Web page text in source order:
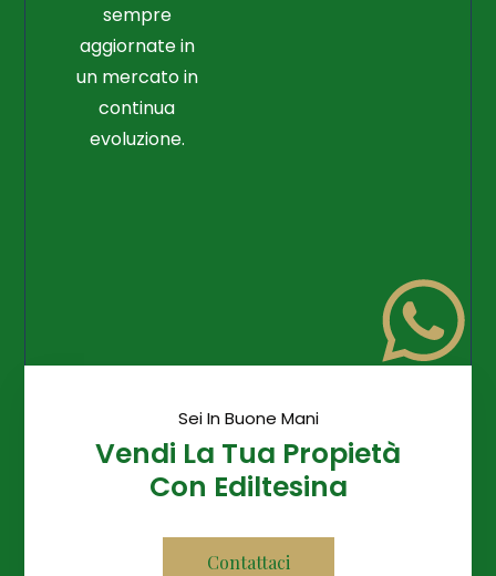
sempre
aggiornate in
un mercato in
continua
evoluzione.
Sei In Buone Mani
Vendi La Tua Propietà
Con Ediltesina
Contattaci